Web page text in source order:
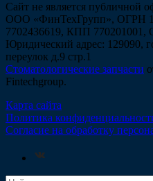
Сайт не является публичной
ООО «ФинТехГрупп», ОГРН
7702436619, КПП
Юридический адрес: 129090,
переулок д.9 стр.1
Стоматологические запчасти
Fintechgroup.
Карта сайта
Политика
Согласие на обработку